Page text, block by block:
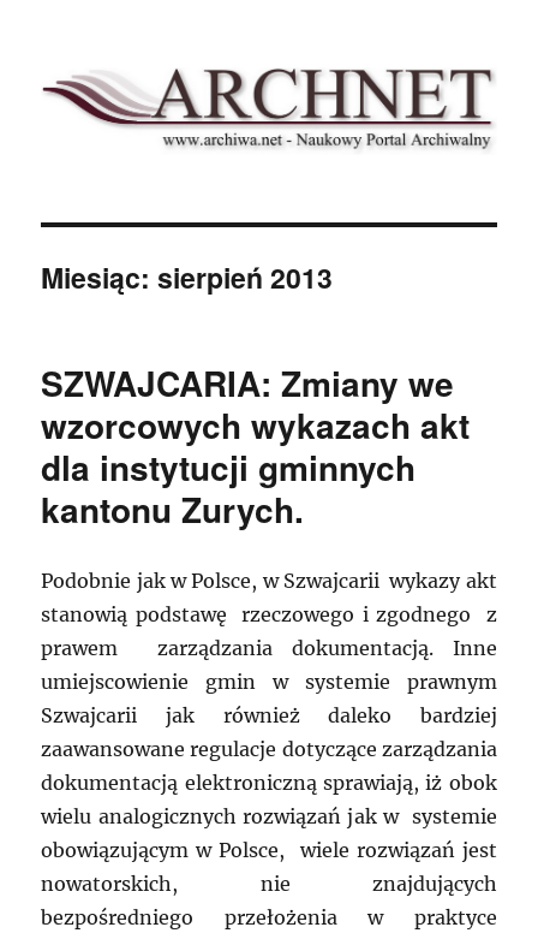
Archnet
Miesiąc:sierpień 2013
SZWAJCARIA: Zmiany we
wzorcowych wykazach akt
dla instytucji gminnych
kantonu Zurych.
Podobnie jak w Polsce, w Szwajcarii wykazy akt
stanowią podstawę rzeczowego i zgodnego z
prawem zarządzania dokumentacją. Inne
umiejscowienie gmin w systemie prawnym
Szwajcarii jak również daleko bardziej
zaawansowane regulacje dotyczące zarządzania
dokumentacją elektroniczną sprawiają, iż obok
wielu analogicznych rozwiązań jak w systemie
obowiązującym w Polsce, wiele rozwiązań jest
nowatorskich, nie znajdujących
bezpośredniego przełożenia w praktyce